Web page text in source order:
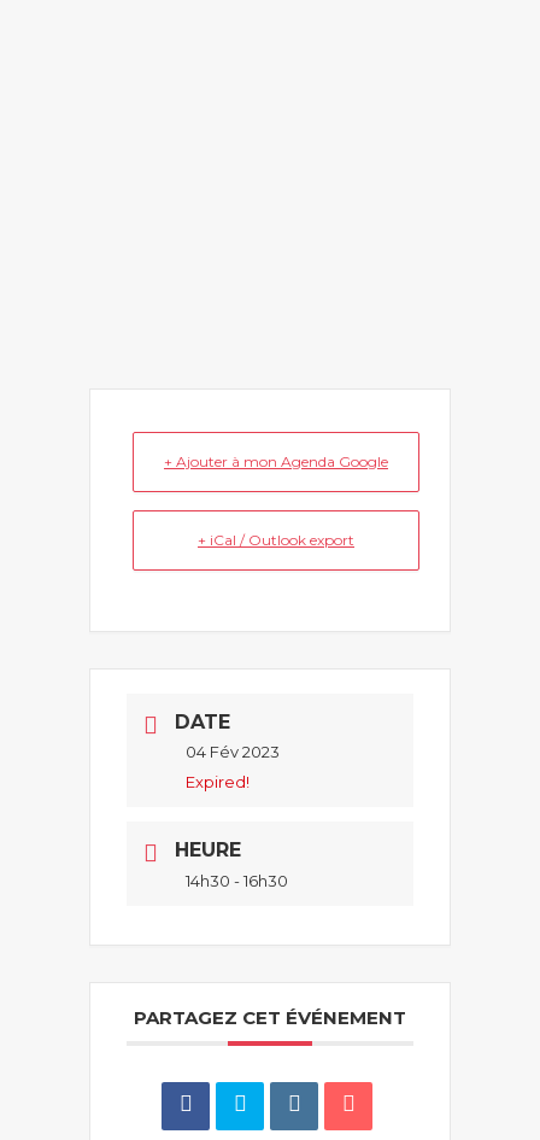
+ Ajouter à mon Agenda Google
+ iCal / Outlook export
DATE
04 Fév 2023
Expired!
HEURE
14h30 - 16h30
PARTAGEZ CET ÉVÉNEMENT